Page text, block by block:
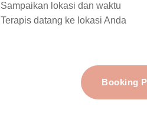
Sampaikan lokasi dan waktu
Terapis datang ke lokasi Anda
Booking